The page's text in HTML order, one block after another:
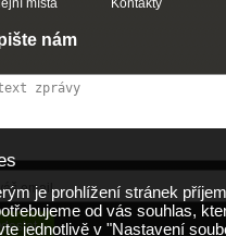
místa
Kontakty
nám
je prohlížení stránek
od vás souhlas,
jednotlivě v "Nastavení